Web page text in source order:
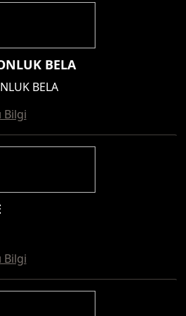
BELA
BELA
Bilgi
Bilgi